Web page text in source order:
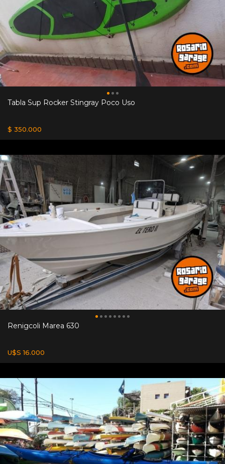
Tabla Sup Rocker Stingray Poco Uso
$ 350.000
Renigcoli Marea 630
U$S 16.000